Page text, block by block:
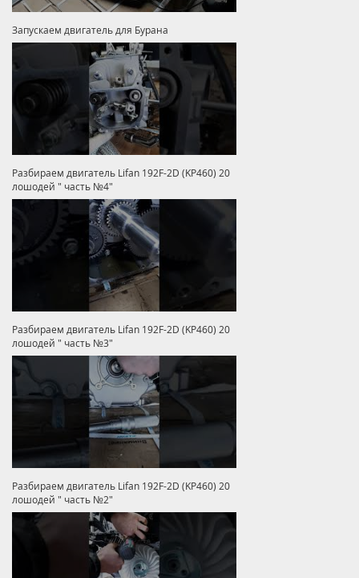
Запускаем двигатель для Бурана
Разбираем двигатель Lifan 192F-2D (KP460) 20
лошодей " часть №4"
Разбираем двигатель Lifan 192F-2D (KP460) 20
лошодей " часть №3"
Разбираем двигатель Lifan 192F-2D (KP460) 20
лошодей " часть №2"